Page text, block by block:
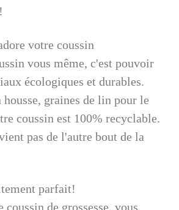
votre coussin
vous même, c'est pouvoir
écologiques et durables.
graines de lin pour le
coussin est 100% recyclable.
pas de l'autre bout de la
parfait!
coussin de grossesse, vous